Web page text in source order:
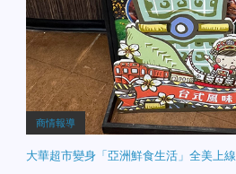
商情報導
大華超市變身「亞洲鮮食生活」全美上線